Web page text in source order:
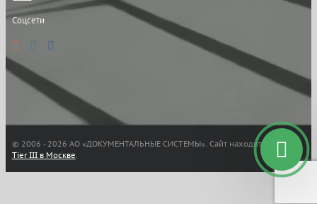
Соцсети
© 2006 - 2026 АО «ДОКУМЕНТАЛЬНЫЕ СИСТЕМЫ». Сайт находится вЦОД
Tier III в Москве.